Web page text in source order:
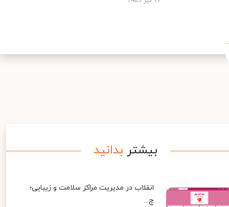
بیشتر بدانید
انقلاب در مدیریت مراکز سلامت و زیبایی؛
چ...